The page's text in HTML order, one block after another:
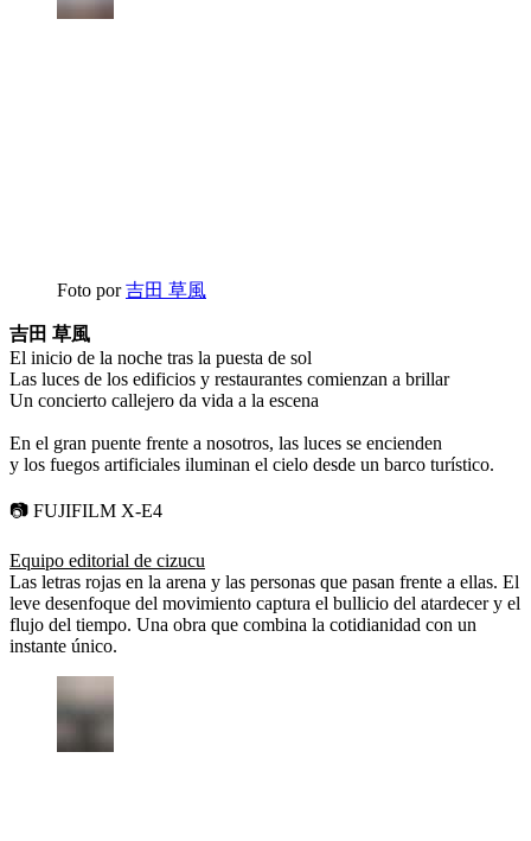
Foto por吉田 草風
吉田 草風
El inicio de la noche tras la puesta de sol
Las luces de los edificios y restaurantes comienzan a brillar
Un concierto callejero da vida a la escena
En el gran puente frente a nosotros, las luces se encienden
y los fuegos artificiales iluminan el cielo desde un barco turístico.
📷 FUJIFILM X-E4
Equipo editorial de cizucu
Las letras rojas en la arena y las personas que pasan frente a ellas. El
leve desenfoque del movimiento captura el bullicio del atardecer y el
flujo del tiempo. Una obra que combina la cotidianidad con un
instante único.